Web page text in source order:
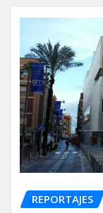
REPORTAJES